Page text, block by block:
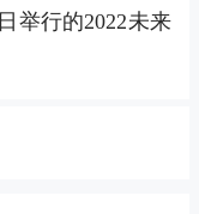
举行的2022未来